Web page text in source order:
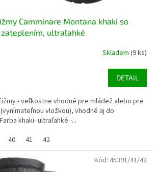
Camminare Montana khaki so
zateplením, ultraľahké
Skladem (9 ks)
DETAIL
- veľkostne vhodné pre mládež alebo pre
vložkou), vhodné aj do
khaki- ultraľahké -...
40 41 42
Kód: 45391/41/42